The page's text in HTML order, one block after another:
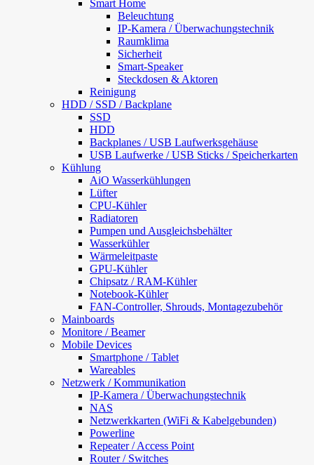
Smart Home
Beleuchtung
IP-Kamera / Überwachungstechnik
Raumklima
Sicherheit
Smart-Speaker
Steckdosen & Aktoren
Reinigung
HDD / SSD / Backplane
SSD
HDD
Backplanes / USB Laufwerksgehäuse
USB Laufwerke / USB Sticks / Speicherkarten
Kühlung
AiO Wasserkühlungen
Lüfter
CPU-Kühler
Radiatoren
Pumpen und Ausgleichsbehälter
Wasserkühler
Wärmeleitpaste
GPU-Kühler
Chipsatz / RAM-Kühler
Notebook-Kühler
FAN-Controller, Shrouds, Montagezubehör
Mainboards
Monitore / Beamer
Mobile Devices
Smartphone / Tablet
Wareables
Netzwerk / Kommunikation
IP-Kamera / Überwachungstechnik
NAS
Netzwerkkarten (WiFi & Kabelgebunden)
Powerline
Repeater / Access Point
Router / Switches